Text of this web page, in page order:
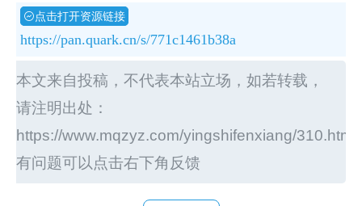
点击打开资源链接
https://pan.quark.cn/s/771c1461b38a
本文来自投稿，不代表本站立场，如若转载，
请注明出处：
https://www.mqzyz.com/yingshifenxiang/310.html
有问题可以点击右下角反馈